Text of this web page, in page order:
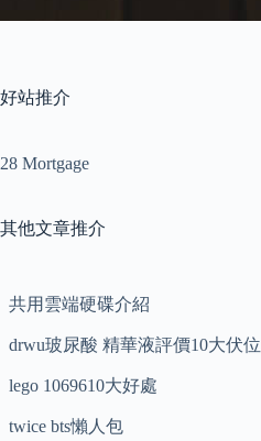
好站推介
28 Mortgage
其他文章推介
共用雲端硬碟介紹
drwu玻尿酸 精華液評價10大伏位
lego 1069610大好處
twice bts懶人包